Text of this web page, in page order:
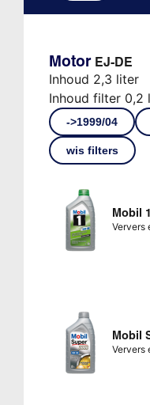
Motor EJ-DE
Inhoud 2,3 liter
Inhoud filter 0,2
->1999/04
wis filters
Mobil
Ververs
Mobil
Ververs